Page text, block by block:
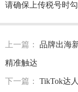
请确保上传税号时
上一篇： 品牌出海
精准触达
下一篇： TikTok达